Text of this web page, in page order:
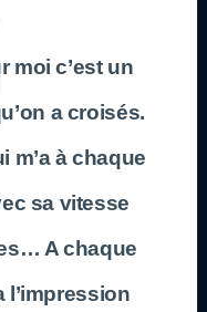
moi c’est un
a croisés.
m’a à chaque
sa vitesse
A chaque
l’impression